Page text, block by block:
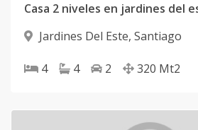
Casa 2 niveles en jardines del
Jardines Del Este, Santiago
4 4 2 320 Mt2